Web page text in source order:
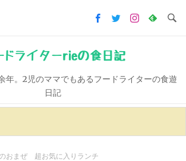
ドライターrieの食日記
年。2児のママでもあるフードライターの食遊
日記
のおまぜ 超お気に入りランチ